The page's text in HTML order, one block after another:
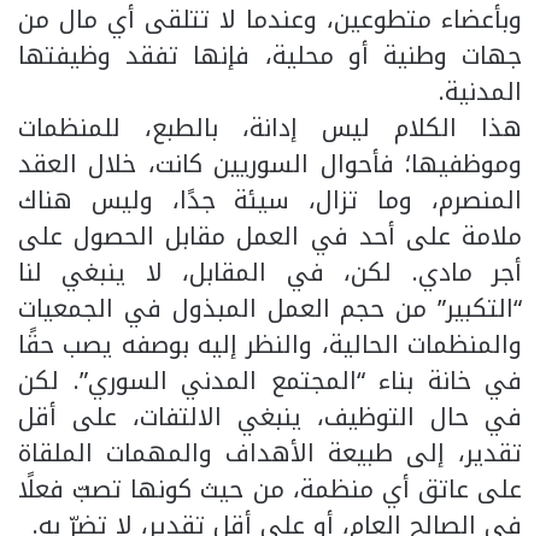
وبأعضاء متطوعين، وعندما لا تتلقى أي مال من
جهات وطنية أو محلية، فإنها تفقد وظيفتها
المدنية.
هذا الكلام ليس إدانة، بالطبع، للمنظمات
وموظفيها؛ فأحوال السوريين كانت، خلال العقد
المنصرم، وما تزال، سيئة جدًا، وليس هناك
ملامة على أحد في العمل مقابل الحصول على
أجر مادي. لكن، في المقابل، لا ينبغي لنا
“التكبير” من حجم العمل المبذول في الجمعيات
والمنظمات الحالية، والنظر إليه بوصفه يصب حقًا
في خانة بناء “المجتمع المدني السوري”. لكن
في حال التوظيف، ينبغي الالتفات، على أقل
تقدير، إلى طبيعة الأهداف والمهمات الملقاة
على عاتق أي منظمة، من حيث كونها تصبّ فعلًا
في الصالح العام، أو على أقل تقدير، لا تضرّ به.